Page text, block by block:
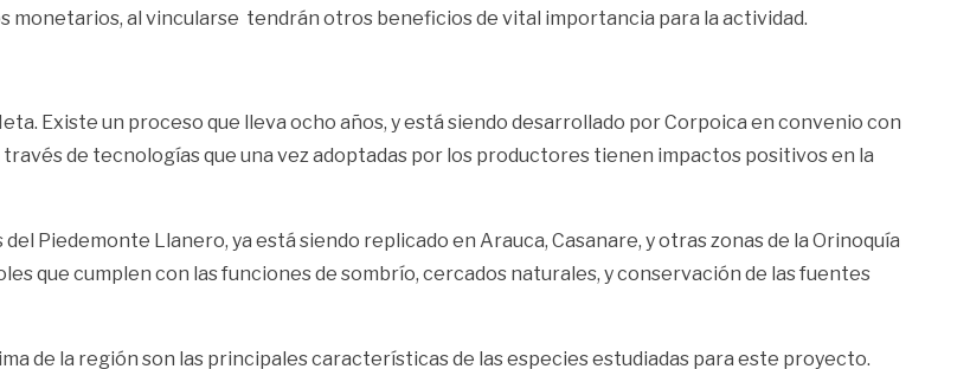
monetarios, al vincularse tendrán otros beneficios de vital importancia para la actividad.
Existe un proceso que lleva ocho años, y está siendo desarrollado por Corpoica en convenio con
de tecnologías que una vez adoptadas por los productores tienen impactos positivos en la
Piedemonte Llanero, ya está siendo replicado en Arauca, Casanare, y otras zonas de la Orinoquía
que cumplen con las funciones de sombrío, cercados naturales, y conservación de las fuentes
de la región son las principales características de las especies estudiadas para este proyecto.